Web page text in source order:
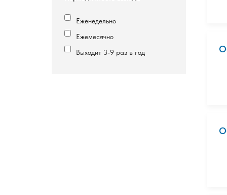
Еженедельно
Ежемесячно
Выходит 3-9 раз в год